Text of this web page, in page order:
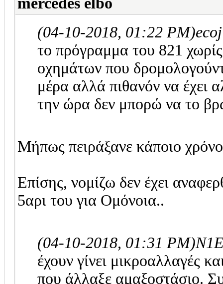
(04-10-2018, 01:22 PM)
το πρόγραμμα του 821
οχημάτων που
μέρα αλλά πιθανόν να έχει
την ώρα δεν μπορώ να το
Μήπως πειράξανε κάποιο
Επίσης, νομίζω δεν έχει
5αρι του για Ομόνοια..
(04-10-2018, 01:31 PM)
έχουν γίνει μικροαλλαγές
που άλλαξε αμαξοστάσιο.